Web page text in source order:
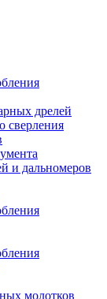
дрелей
сверления
и дальномеров
молотков